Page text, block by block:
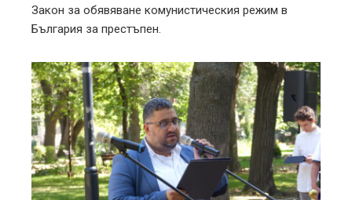
Закон за обявяване комунистическия режим в
България за престъпен.